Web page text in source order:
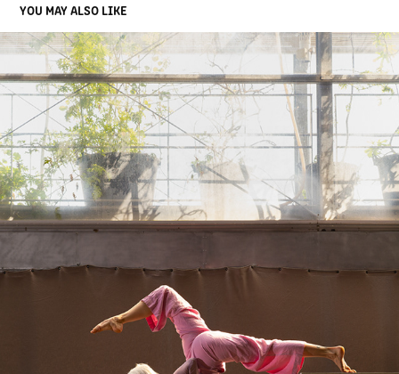
YOU MAY ALSO LIKE
HORS PISTE
2024